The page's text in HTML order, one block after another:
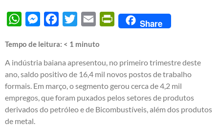
WhatsAppMessengerFacebook
Twitter Email PrintFriendly
Share
Tempo de leitura: < 1 minuto
A indústria baiana apresentou, no primeiro trimestre deste
ano, saldo positivo de 16,4 mil novos postos de trabalho
formais. Em março, o segmento gerou cerca de 4,2 mil
empregos, que foram puxados pelos setores de produtos
derivados do petróleo e de Bicombustíveis, além dos produtos
de metal.